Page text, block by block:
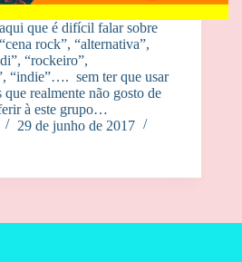
que é difícil falar sobre
rock”, “alternativa”,
“rockeiro”,
“indie”…. sem ter que usar
que realmente não gosto de
à este grupo…
29 de junho de 2017